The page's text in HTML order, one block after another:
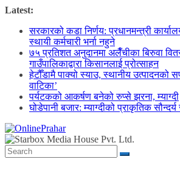
Skip
content
Latest:
सरकारको कडा निर्णय: प्रधानमन्त्री
स्थायी कर्मचारी भर्ना नहुने
७५ प्रतिशत अनुदानमा अलैँचीका बिरुवा
गाउँपालिकाद्वारा किसानलाई प्रोत्साहन
हेटौँडामै पाक्यो स्याउ, स्थानीय उत्पादनको
वाटिका’
पर्यटकको आकर्षण बनेको रुप्से झरना, म्याग्दी
घोडेपानी बजार: म्याग्दीको प्राकृतिक